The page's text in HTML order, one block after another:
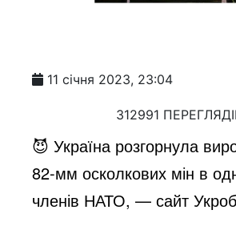
11 січня 2023, 23:04
312991
😈 Україна розгорнула
82-мм осколкових мін в
членів НАТО, — сайт